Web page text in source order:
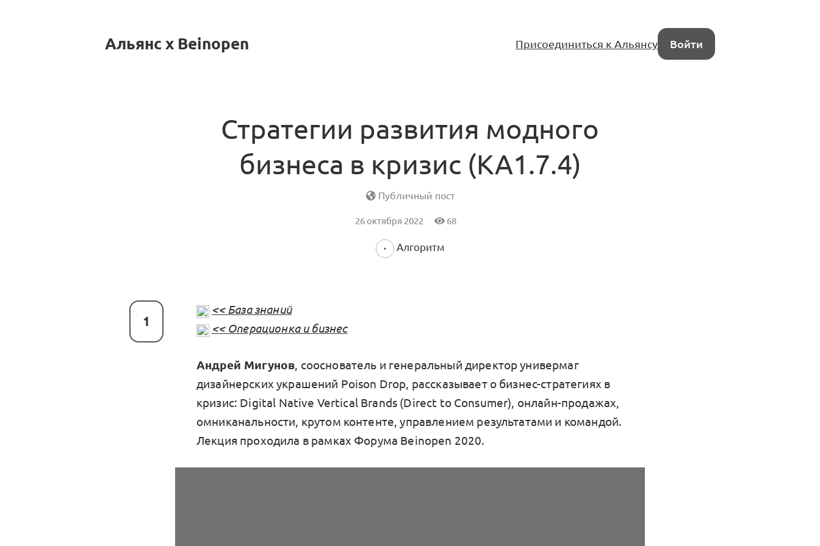
Альянс x Beinopen Присоединиться к Альянсу Войти
Стратегии развития модного
бизнеса в кризис (KA1.7.4)
Публичный пост
26 октября 2022 68
Алгоритм
1
<< База знаний
<< Операционка и бизнес
Андрей Мигунов, сооснователь и генеральный директор универмаг
дизайнерских украшений Poison Drop, рассказывает о бизнес-стратегиях в
кризис: Digital Native Vertical Brands (Direct to Consumer), онлайн-продажах,
омниканальности, крутом контенте, управлением результатами и командой.
Лекция проходила в рамках Форума Beinopen 2020.